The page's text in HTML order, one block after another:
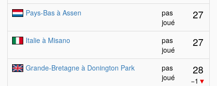
Pays-Bas à Assen
pas
joué
27
Italie à Misano
pas
joué
27
Grande-Bretagne à Donington Park
pas
joué
28
−1 ▼